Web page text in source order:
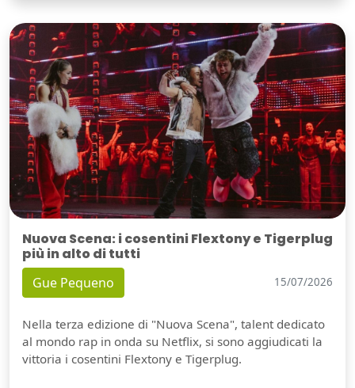
Nuova Scena: i cosentini Flextony e Tigerplug
più in alto di tutti
Gue Pequeno 15/07/2026
Nella terza edizione di "Nuova Scena", talent dedicato
al mondo rap in onda su Netflix, si sono aggiudicati la
vittoria i cosentini Flextony e Tigerplug.